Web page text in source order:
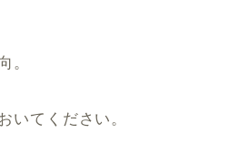
。
いてください。